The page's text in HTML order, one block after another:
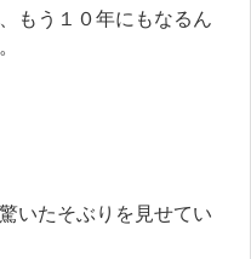
もう１０年にもなるん
いたそぶりを見せてい